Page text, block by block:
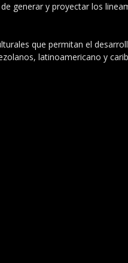
generar y proyectar los
que permitan el
latinoamericano y